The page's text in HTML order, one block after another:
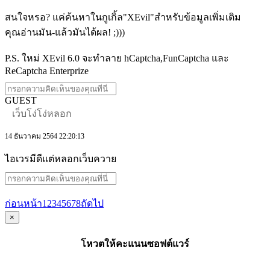
สนใจหรอ? แค่ค้นหาในกูเกิ้ล"XEvil"สำหรับข้อมูลเพิ่มเติม
คุณอ่านมัน-แล้วมันได้ผล! ;)))
P.S. ใหม่ XEvil 6.0 จะทำลาย hCaptcha,FunCaptcha และ
ReCaptcha Enterprize
GUEST
เว็บโง่โง่หลอก
14 ธันวาคม 2564 22:20:13
ไอเวรมีดีแต่หลอกเว็บควาย
ก่อนหน้า1 2345678ถัดไป
×
โหวตให้คะแนนซอฟต์แวร์